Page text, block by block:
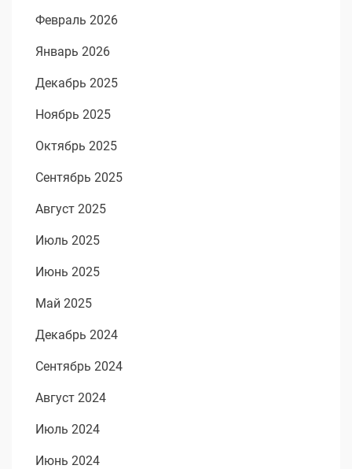
Февраль 2026
Январь 2026
Декабрь 2025
Ноябрь 2025
Октябрь 2025
Сентябрь 2025
Август 2025
Июль 2025
Июнь 2025
Май 2025
Декабрь 2024
Сентябрь 2024
Август 2024
Июль 2024
Июнь 2024